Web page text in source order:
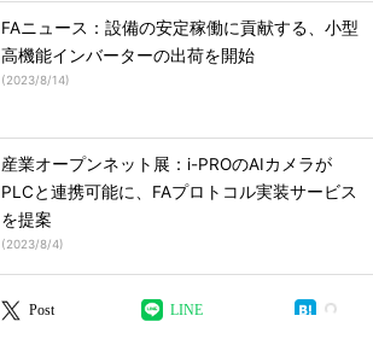
FAニュース：設備の安定稼働に貢献する、小型
高機能インバーターの出荷を開始
(2023/8/14)
産業オープンネット展：i-PROのAIカメラが
PLCと連携可能に、FAプロトコル実装サービス
を提案
(2023/8/4)
Post LINE